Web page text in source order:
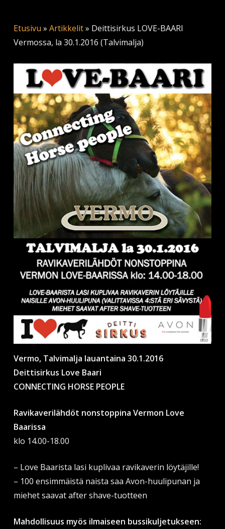
Etusivu » Artikkelit» Deittisirkus LOVE-BAARI
Vermossa, la 30.1.2016 (Talvimalja)
Vermo, Talvimalja lauantaina 30.1.2016
Deittisirkus Love Baari
CONNECTING HORSE PEOPLE
Ravikaverilähdöt nonstoppina Vermon Love
Baarissa
klo 14.00-18.00
– Love Baarista lasi kuplivaa ravikaverin löytäjille!
– 100 ensimmäistä naista saa Avon-huulipunan ja
miehet saavat after shave-tuotteen
Mahdollisuus myös ilmaiseen bussikuljetukseen: